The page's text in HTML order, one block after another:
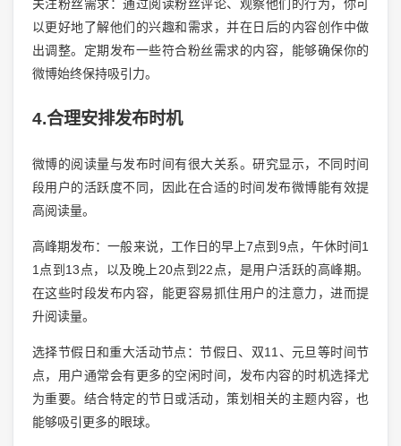
关注粉丝需求：通过阅读粉丝评论、观察他们的行为，你可
以更好地了解他们的兴趣和需求，并在日后的内容创作中做
出调整。定期发布一些符合粉丝需求的内容，能够确保你的
微博始终保持吸引力。
4.合理安排发布时机
微博的阅读量与发布时间有很大关系。研究显示，不同时间
段用户的活跃度不同，因此在合适的时间发布微博能有效提
高阅读量。
高峰期发布：一般来说，工作日的早上7点到9点，午休时间1
1点到13点，以及晚上20点到22点，是用户活跃的高峰期。
在这些时段发布内容，能更容易抓住用户的注意力，进而提
升阅读量。
选择节假日和重大活动节点：节假日、双11、元旦等时间节
点，用户通常会有更多的空闲时间，发布内容的时机选择尤
为重要。结合特定的节日或活动，策划相关的主题内容，也
能够吸引更多的眼球。